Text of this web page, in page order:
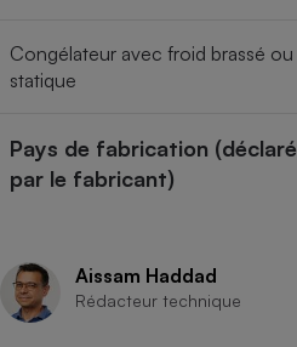
Congélateur avec froid brassé ou
statique
Pays de fabrication (déclaré
par le fabricant)
Aissam Haddad
Rédacteur technique